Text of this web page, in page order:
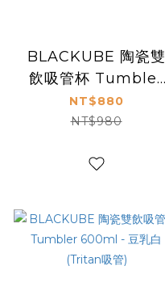
BLACKUBE 陶瓷雙
飲吸管杯 Tumbler
600ml - 藍莓奶昔紫
(不鏽鋼吸管)
NT$880
NT$980